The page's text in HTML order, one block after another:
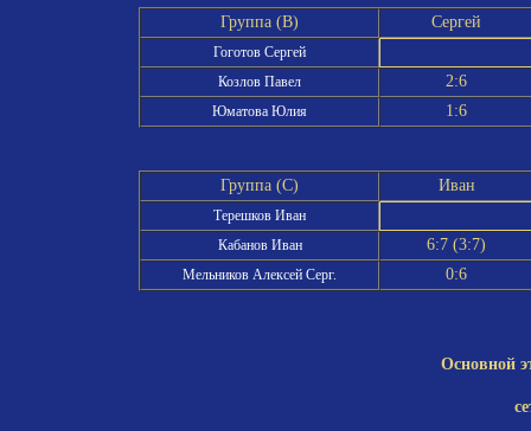
Группа (B) Сергей
Гоготов Сергей
Козлов Павел
2:6
Юматова Юлия 1:6
Группа (C) Иван
Терешков Иван
Кабанов Иван
6:7 (3:7)
Мельников Алексей Серг. 0:6
Основной